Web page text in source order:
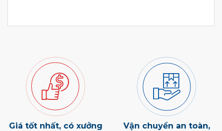
Giá tốt nhất, có xưởng
Vận chuyển an toàn,